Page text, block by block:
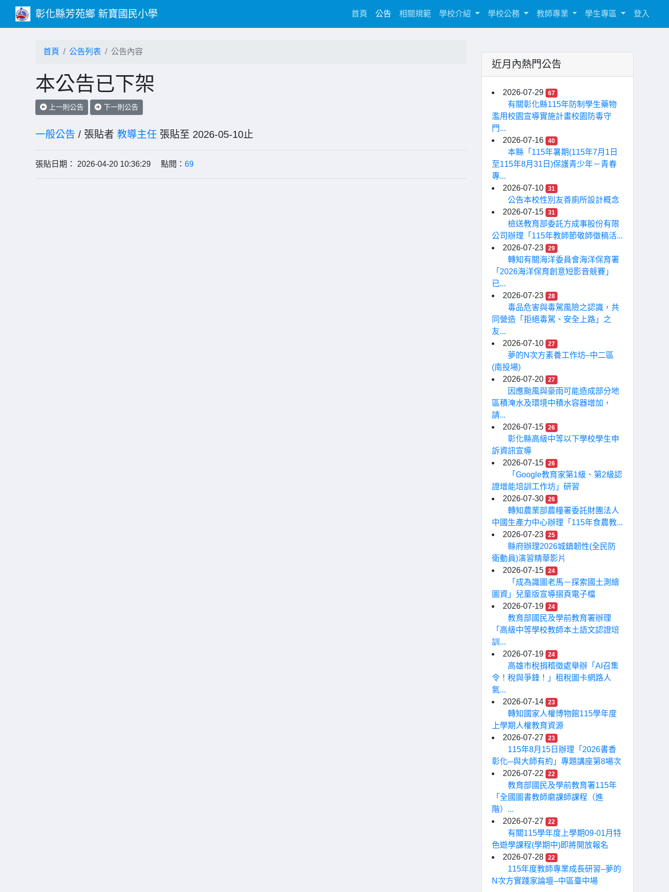
彰化縣芳苑鄉 新寶國民小學 首頁 (current)
公告 相關規範 學校介紹 學校公務 教師專業 學生專區 登入
首頁 公告列表 公告內容
本公告已下架
上一則公告 下一則公告
一般公告 / 張貼者 教導主任 張貼至 2026-05-10止
張貼日期： 2026-04-20 10:36:29 點閱： 69
近月內熱門公告
2026-07-29 67
有關彰化縣115年防制學生藥物
濫用校園宣導實施計畫校園防毒守
門...
2026-07-16
40
本縣「115年暑期(115年7月1日
至115年8月31日)保護青少年－青春
專...
2026-07-10
31
公告本校性別友善廁所設計概念
2026-07-15
31
檢送教育部委託方成事股份有限
公司辦理「115年教師節敬師徵稿活...
2026-07-23
29
轉知有關海洋委員會海洋保育署
「2026海洋保育創意短影音競賽」
已...
2026-07-23
28
毒品危害與毒駕風險之認識，共
同營造「拒絕毒駕、安全上路」之
友...
2026-07-10
27
夢的N次方素養工作坊–中二區
(南投場)
2026-07-20
27
因應颱風與豪雨可能造成部分地
區積淹水及環境中積水容器增加，
請...
2026-07-15
26
彰化縣高級中等以下學校學生申
訴資訊宣導
2026-07-15
26
「Google教育家第1級、第2級認
證增能培訓工作坊」研習
2026-07-30
26
轉知農業部農糧署委託財團法人
中國生產力中心辦理「115年食農教...
2026-07-23
25
縣府辦理2026城鎮韌性(全民防
衛動員)演習精華影片
2026-07-15
24
「成為識圖老馬－探索國土測繪
圖資」兒童版宣導摺頁電子檔
2026-07-19
24
教育部國民及學前教育署辦理
「高級中等學校教師本土語文認證培
訓...
2026-07-19
24
高雄市稅捐稽徵處舉辦「AI召集
令！稅與爭鋒！」租稅圖卡網路人
氣...
2026-07-14
23
轉知國家人權博物館115學年度
上學期人權教育資源
2026-07-27
23
115年8月15日辦理「2026書香
彰化─與大師有約」專題講座第8場次
2026-07-22
22
教育部國民及學前教育署115年
「全國圖書教師磨課師課程（進
階）...
2026-07-27
22
有關115學年度上學期09-01月特
色遊學課程(學期中)即將開放報名
2026-07-28
22
115年度教師專業成長研習–夢的
N次方實踐家論壇–中區臺中場